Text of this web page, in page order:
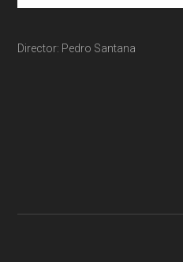
Director: Pedro Santana